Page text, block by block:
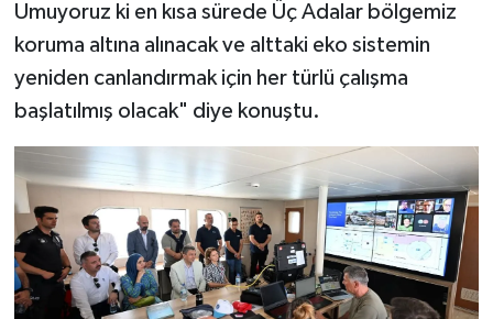
Umuyoruz ki en kısa sürede Üç Adalar bölgemiz
koruma altına alınacak ve alttaki eko sistemin
yeniden canlandırmak için her türlü çalışma
başlatılmış olacak" diye konuştu.